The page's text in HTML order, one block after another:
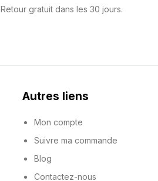
Retour gratuit dans les 30 jours.
Autres liens
Mon compte
Suivre ma commande
Blog
Contactez-nous